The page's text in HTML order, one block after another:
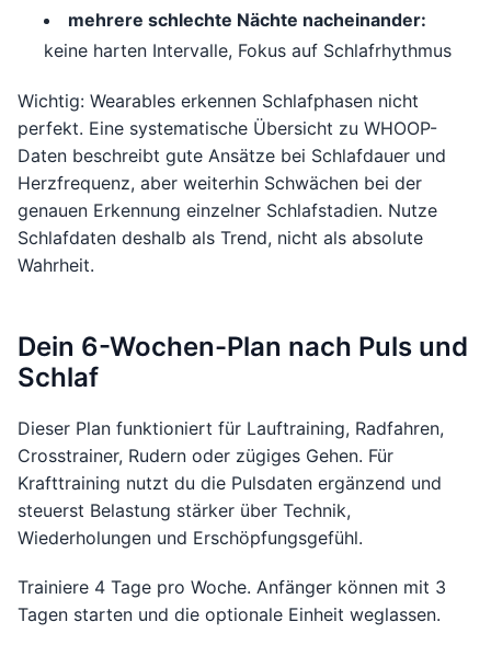
mehrere schlechte Nächte nacheinander:
keine harten Intervalle, Fokus auf Schlafrhythmus
Wichtig: Wearables erkennen Schlafphasen nicht
perfekt. Eine systematische Übersicht zu WHOOP-
Daten beschreibt gute Ansätze bei Schlafdauer und
Herzfrequenz, aber weiterhin Schwächen bei der
genauen Erkennung einzelner Schlafstadien. Nutze
Schlafdaten deshalb als Trend, nicht als absolute
Wahrheit.
Dein 6-Wochen-Plan nach Puls und
Schlaf
Dieser Plan funktioniert für Lauftraining, Radfahren,
Crosstrainer, Rudern oder zügiges Gehen. Für
Krafttraining nutzt du die Pulsdaten ergänzend und
steuerst Belastung stärker über Technik,
Wiederholungen und Erschöpfungsgefühl.
Trainiere 4 Tage pro Woche. Anfänger können mit 3
Tagen starten und die optionale Einheit weglassen.